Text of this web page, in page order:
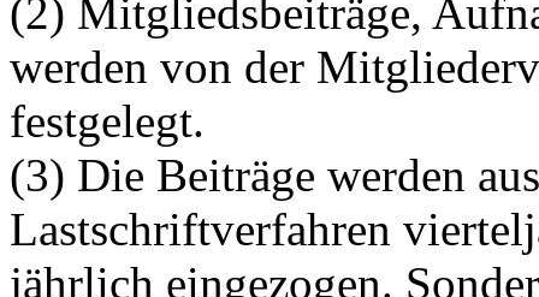
(2) Mitgliedsbeiträge,
werden von der
festgelegt.
(3) Die Beiträge werden
Lastschriftverfahren
jährlich eingezogen.